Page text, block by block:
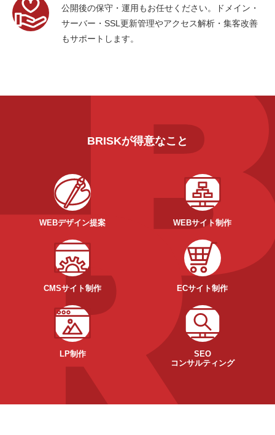
公開後の保守・運用もお任せください。
ドメイン・
サーバー・SSL更新管理やアクセス解析・集客改善
もサポートします。
BRISKが得意なこと
WEBデザイン提案 WEBサイト制作
CMSサイト制作 ECサイト制作
LP制作
SEO
コンサルティング